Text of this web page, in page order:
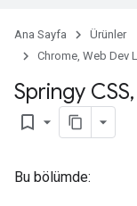
Ana Sayfa
Ürünler
Chrome, Web Dev
Springy CSS,
bookmark_border
Bu bölümde: